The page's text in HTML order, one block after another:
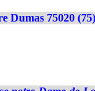
Dumas 75020